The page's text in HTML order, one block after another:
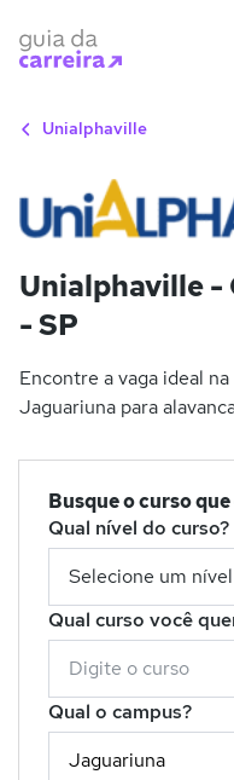
Unialphaville
Unialphaville -
- SP
Encontre a vaga ideal
Jaguariuna para
Busque o curso
Qual nível do curso?
Qual curso você
Qual o campus?